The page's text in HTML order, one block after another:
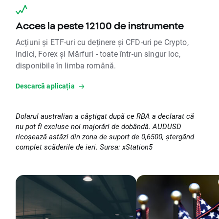
Acces la peste 12100 de instrumente
Acțiuni și ETF-uri cu deținere și CFD-uri pe Crypto,
Indici, Forex și Mărfuri - toate într-un singur loc,
disponibile în limba română.
Descarcă aplicația
Dolarul australian a câștigat după ce RBA a declarat că
nu pot fi excluse noi majorări de dobândă. AUDUSD
ricoșează astăzi din zona de suport de 0,6500, ștergând
complet scăderile de ieri. Sursa: xStation5